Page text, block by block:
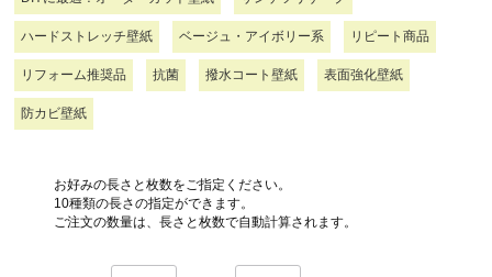
ハードストレッチ壁紙 ベージュ・アイボリー系 リピート商品
リフォーム推奨品 抗菌 撥水コート壁紙 表面強化壁紙
防カビ壁紙
お好みの長さと枚数をご指定ください。
10種類の長さの指定ができます。
ご注文の数量は、長さと枚数で自動計算されます。